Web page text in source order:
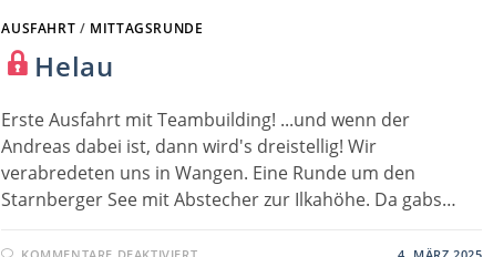
AUSFAHRT / MITTAGSRUNDE
Helau
Erste Ausfahrt mit Teambuilding! ...und wenn der
Andreas dabei ist, dann wird's dreistellig! Wir
verabredeten uns in Wangen. Eine Runde um den
Starnberger See mit Abstecher zur Ilkahöhe. Da gabs…